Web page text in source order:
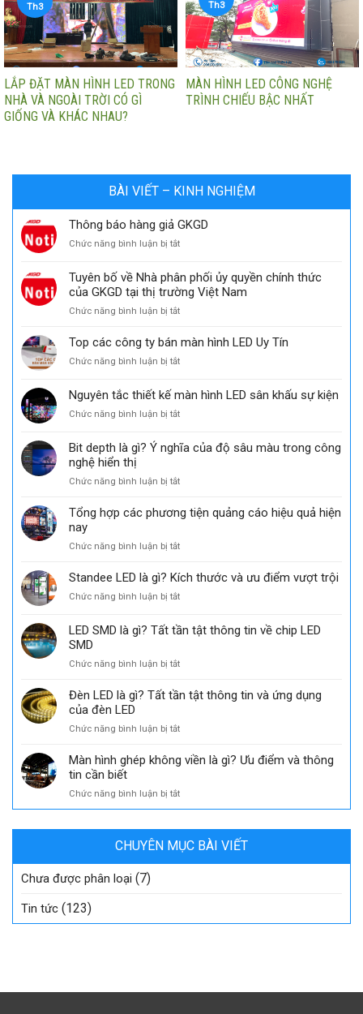
LẮP ĐẶT MÀN HÌNH LED TRONG
NHÀ VÀ NGOÀI TRỜI CÓ GÌ
GIỐNG VÀ KHÁC NHAU?
Th3
MÀN HÌNH LED CÔNG NGHỆ
TRÌNH CHIẾU BẬC NHẤT
Th3
BÀI VIẾT – KINH NGHIỆM
Thông báo hàng giả GKGD
Chức năng bình luận bị tắtở
hàng
giả
GKGD
Tuyên bố về Nhà phân phối ủy quyền chính thức
của GKGD tại thị trường Việt Nam
Chức năng bình luận bị tắtở
bố
Nhà
phối
quyền
thức
trường
Nam
Top các công ty bán màn hình LED Uy Tín
Chức năng bình luận bị tắtở
các
công
ty
màn
Uy
Nguyên tắc thiết kế màn hình LED sân khấu sự kiện
Chức năng bình luận bị tắtở
tắc
thiết
màn
LED
sự
Bit depth là gì? Ý nghĩa của độ sâu màu trong công
nghệ hiển thị
Chức năng bình luận bị tắtở
depth
là
Ý
của
trong
nghệ
Tổng hợp các phương tiện quảng cáo hiệu quả hiện
nay
Chức năng bình luận bị tắtở
hợp
phương
quảng
quả
nay
Standee LED là gì? Kích thước và ưu điểm vượt trội
Chức năng bình luận bị tắtở
LED
là
Kích
và
vượt
LED SMD là gì? Tất tần tật thông tin về chip LED
SMD
Chức năng bình luận bị tắtở
SMD
Tất
tật
LED
SMD
Đèn LED là gì? Tất tần tật thông tin và ứng dụng
của đèn LED
Chức năng bình luận bị tắtở
LED
là
Tất
tần
thông
tin
và
đèn
Màn hình ghép không viền là gì? Ưu điểm và thông
tin cần biết
Chức năng bình luận bị tắtở
Màn
không
viền
CHUYÊN MỤC BÀI VIẾT
Chưa được phân loại (7)
Tin tức (123)